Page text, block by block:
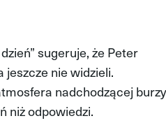
sugeruje, że Peter
nie widzieli.
nadchodzącej burzy
niż odpowiedzi.